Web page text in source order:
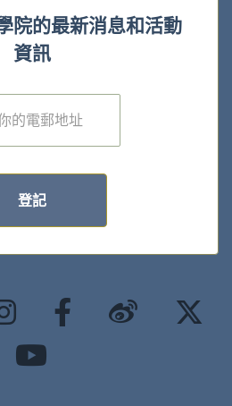
院的最新消息和活動
資訊
登記